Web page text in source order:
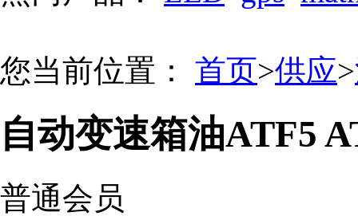
您当前位置： 首页>供应>
自动变速箱油ATF5
普通会员